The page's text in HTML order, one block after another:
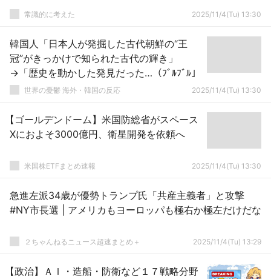
常識的に考えた 2025/11/4(Tu) 13:30
韓国人「日本人が発掘した古代朝鮮の“王
冠”がきっかけで知られた古代の輝き」
→「歴史を動かした発見だった…（ﾌﾞﾙﾌﾞﾙ」
世界の憂鬱 海外・韓国の反応 2025/11/4(Tu) 13:30
【ゴールデンドーム】米国防総省がスペース
Xにおよそ3000億円、衛星開発を依頼へ
米国株ETFまとめ速報 2025/11/4(Tu) 13:30
急進左派34歳が優勢トランプ氏「共産主義者」と攻撃
#NY市長選 | アメリカもヨーロッパも極右か極左だけだな
２ちゃんねるニュース超速まとめ＋ 2025/11/4(Tu) 13:29
【政治】ＡＩ・造船・防衛など１７戦略分野